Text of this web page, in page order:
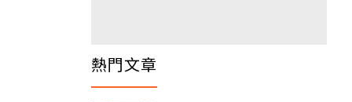
熱門文章